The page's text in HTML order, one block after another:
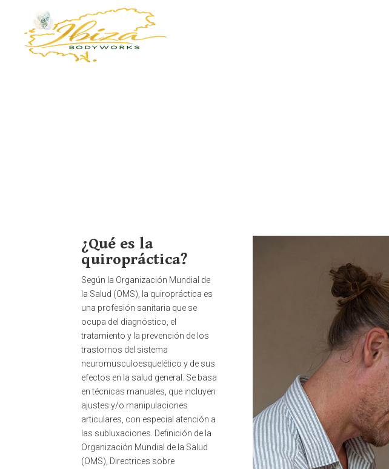
¿Qué es la
quiropráctica?
Según la Organización Mundial de
la Salud (OMS), la quiropráctica es
una profesión sanitaria que se
ocupa del diagnóstico, el
tratamiento y la prevención de los
trastornos del sistema
neuromusculoesquelético y de sus
efectos en la salud general. Se basa
en técnicas manuales, que incluyen
ajustes y/o manipulaciones
articulares, con especial atención a
las subluxaciones. Definición de la
Organización Mundial de la Salud
(OMS), Directrices sobre